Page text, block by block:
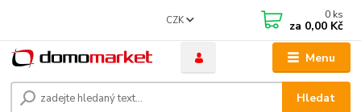
Menu
CZK
Hledat
0 ks
za 0,00 Kč